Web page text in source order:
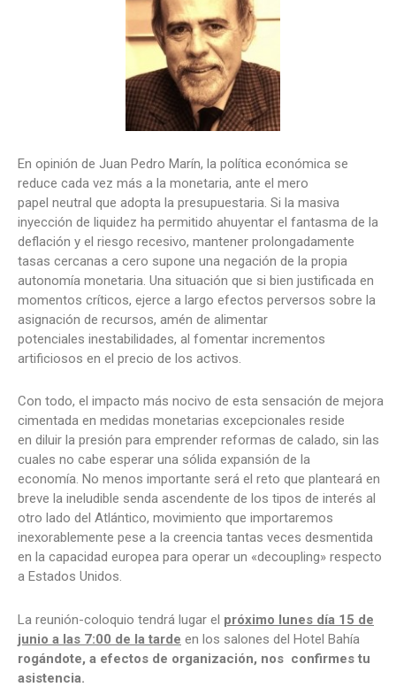
En opinión de Juan Pedro Marín, la política económica se
reduce cada vez más a la monetaria, ante el mero
papel neutral que adopta la presupuestaria. Si la masiva
inyección de liquidez ha permitido ahuyentar el fantasma de la
deflación y el riesgo recesivo, mantener prolongadamente
tasas cercanas a cero supone una negación de la propia
autonomía monetaria. Una situación que si bien justificada en
momentos críticos, ejerce a largo efectos perversos sobre la
asignación de recursos, amén de alimentar
potenciales inestabilidades, al fomentar incrementos
artificiosos en el precio de los activos.
Con todo, el impacto más nocivo de esta sensación de mejora
cimentada en medidas monetarias excepcionales reside
en diluir la presión para emprender reformas de calado, sin las
cuales no cabe esperar una sólida expansión de la
economía. No menos importante será el reto que planteará en
breve la ineludible senda ascendente de los tipos de interés al
otro lado del Atlántico, movimiento que importaremos
inexorablemente pese a la creencia tantas veces desmentida
en la capacidad europea para operar un «decoupling» respecto
a Estados Unidos.
La reunión-coloquio tendrá lugar el próximo lunes día 15 de
junio a las 7:00 de la tarde en los salones del Hotel Bahía
rogándote, a efectos de organización, nos confirmes tu
asistencia.